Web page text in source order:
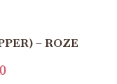
– ROZE